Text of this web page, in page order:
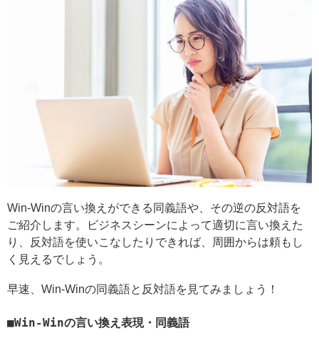
Win-Winの言い換えができる同義語や、その逆の反対語を
ご紹介します。ビジネスシーンによって適切に言い換えた
り、反対語を使いこなしたりできれば、周囲からは頼もし
く見えるでしょう。
早速、Win-Winの同義語と反対語を見てみましょう！
Win-Winの言い換え表現・同義語